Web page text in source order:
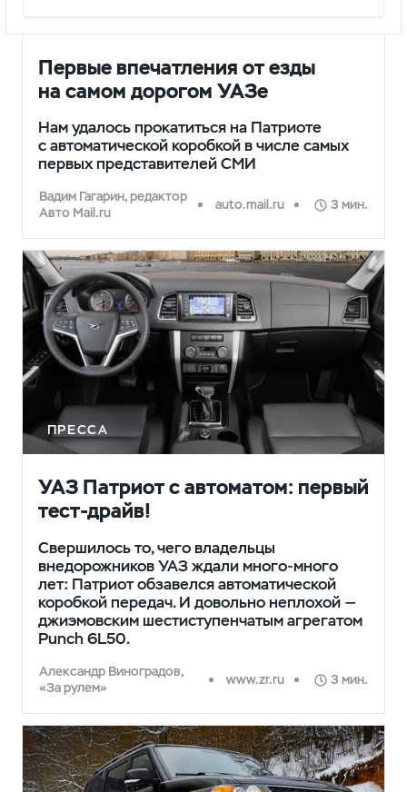
Первые впечатления от езды
на самом дорогом УАЗе
Нам удалось прокатиться на Патриоте
с автоматической коробкой в числе самых
первых представителей СМИ
Вадим Гагарин, редактор
Авто Mail.ru
auto.mail.ru 3 мин.
ПРЕССА
УАЗ Патриот с автоматом: первый
тест-драйв!
Свершилось то, чего владельцы
внедорожников УАЗ ждали много-много
лет: Патриот обзавелся автоматической
коробкой передач. И довольно неплохой —
джиэмовским шестиступенчатым агрегатом
Punch 6L50.
Александр Виноградов,
«За рулем»
www.zr.ru 3 мин.